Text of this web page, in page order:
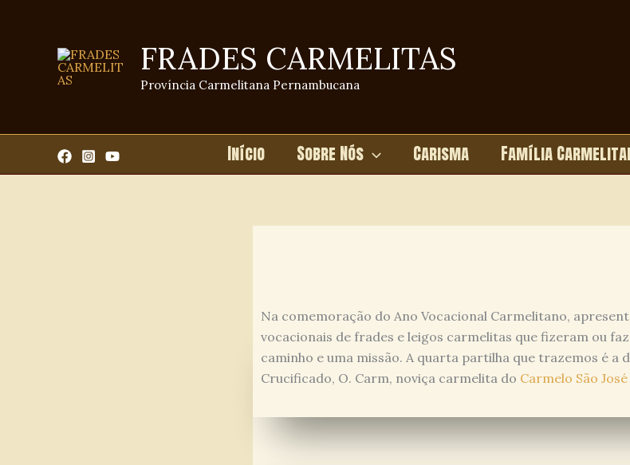
FRADES CARMELITAS
Província Carmelitana Pernambucana
Início Sobre Nós Carisma Família
Na comemoração do Ano Vocacional Carmelitano,
vocacionais de frades e leigos carmelitas que fizeram ou
caminho e uma missão. A quarta partilha que trazemos é a
Crucificado, O. Carm, noviça carmelita do Carmelo São